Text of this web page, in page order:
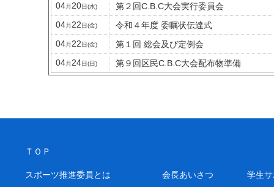
04月 20日(水)
第２回C.B.C大会実行委員会
04月 22日(金)
令和４年度 委嘱状伝達式
04月 22日(金)
第１回 総会及び定例会
04月 24日(日) 第９回区民C.B.C大会配布物準備
ＴＯＰ
スポーツ推進委員とは 会長あいさつ 学生